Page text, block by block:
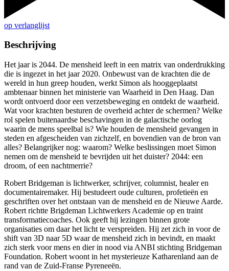
op verlanglijst
Beschrijving
Het jaar is 2044. De mensheid leeft in een matrix van onderdrukking
die is ingezet in het jaar 2020. Onbewust van de krachten die de
wereld in hun greep houden, werkt Simon als hooggeplaatst
ambtenaar binnen het ministerie van Waarheid in Den Haag. Dan
wordt ontvoerd door een verzetsbeweging en ontdekt de waarheid.
Wat voor krachten besturen de overheid achter de schermen? Welke
rol spelen buitenaardse beschavingen in de galactische oorlog
waarin de mens speelbal is? Wie houden de mensheid gevangen in
steden en afgescheiden van zichzelf, en bovendien van de bron van
alles? Belangrijker nog: waarom? Welke beslissingen moet Simon
nemen om de mensheid te bevrijden uit het duister? 2044: een
droom, of een nachtmerrie?
Robert Bridgeman is lichtwerker, schrijver, columnist, healer en
documentairemaker. Hij bestudeert oude culturen, profetieën en
geschriften over het ontstaan van de mensheid en de Nieuwe Aarde.
Robert richtte Brigdeman Lichtwerkers Academie op en traint
transformatiecoaches. Ook geeft hij lezingen binnen grote
organisaties om daar het licht te verspreiden. Hij zet zich in voor de
shift van 3D naar 5D waar de mensheid zich in bevindt, en maakt
zich sterk voor mens en dier in nood via ANBI stichting Bridgeman
Foundation. Robert woont in het mysterieuze Katharenland aan de
rand van de Zuid-Franse Pyreneeën.